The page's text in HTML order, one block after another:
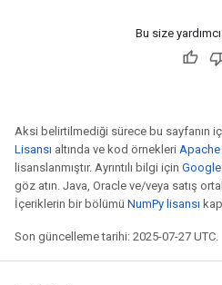
Bu size
Aksi belirtilmediği sürece bu sayfanın
Lisansı altında ve kod örnekleri Apache
lisanslanmıştır. Ayrıntılı bilgi için Google
göz atın. Java, Oracle ve/veya satış
İçeriklerin bir bölümü NumPy lisansı
Son güncelleme tarihi: 2025-07-27 UTC.